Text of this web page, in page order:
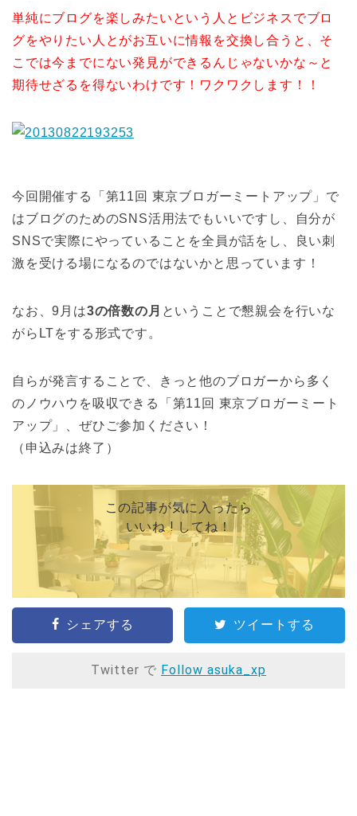
単純にブログを楽しみたいという人とビジネスでブロ
グをやりたい人とがお互いに情報を交換し合うと、そ
こでは今までにない発見ができるんじゃないかな～と
期待せざるを得ないわけです！ワクワクします！！
今回開催する「第11回 東京ブロガーミートアップ」で
はブログのためのSNS活用法でもいいですし、自分が
SNSで実際にやっていることを全員が話をし、良い刺
激を受ける場になるのではないかと思っています！
なお、9月は3の倍数の月 ということで懇親会を行いな
がらLTをする形式です。
自らが発言することで、きっと他のブロガーから多く
のノウハウを吸収できる「第11回 東京ブロガーミート
アップ」、ぜひご参加ください！
（申込みは終了）
この記事が気に入ったら
いいね ! してね！
シェアする ツイートする
Twitter で Follow asuka_xp